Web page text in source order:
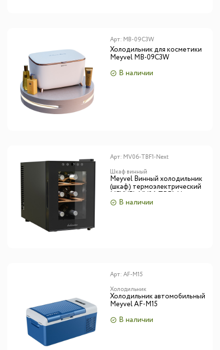
Арт: MB-09C3W
Холодильник для косметики
Meyvel MB-09C3W
В наличии
Арт: MV06-TBF1-Next
Шкаф винный
Meyvel Винный холодильник
(шкаф) термоэлектрический
MEYVEL MV06-TBF1-Next
В наличии
Арт: AF-M15
Холодильник
Холодильник автомобильный
Meyvel AF-M15
В наличии